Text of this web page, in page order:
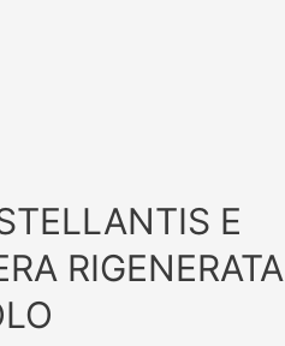
E
RIGENERATA